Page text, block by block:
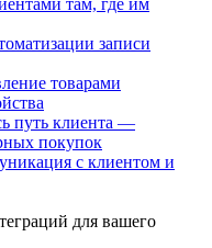
там, где им
записи
товарами
путь клиента —
покупок
с клиентом и
для вашего